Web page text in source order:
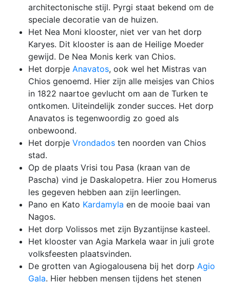
architectonische stijl. Pyrgi staat bekend om de
speciale decoratie van de huizen.
Het Nea Moni klooster, niet ver van het dorp
Karyes. Dit klooster is aan de Heilige Moeder
gewijd. De Nea Monis kerk van Chios.
Het dorpje Anavatos, ook wel het Mistras van
Chios genoemd. Hier zijn alle meisjes van Chios
in 1822 naartoe gevlucht om aan de Turken te
ontkomen. Uiteindelijk zonder succes. Het dorp
Anavatos is tegenwoordig zo goed als
onbewoond.
Het dorpje Vrondados ten noorden van Chios
stad.
Op de plaats Vrisi tou Pasa (kraan van de
Pascha) vind je Daskalopetra. Hier zou Homerus
les gegeven hebben aan zijn leerlingen.
Pano en Kato Kardamyla en de mooie baai van
Nagos.
Het dorp Volissos met zijn Byzantijnse kasteel.
Het klooster van Agia Markela waar in juli grote
volksfeesten plaatsvinden.
De grotten van Agiogalousena bij het dorp Agio
Gala. Hier hebben mensen tijdens het stenen